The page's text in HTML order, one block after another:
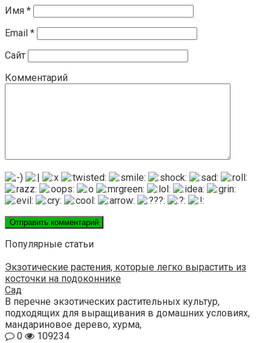
Имя *
Email *
Сайт
Комментарий
Популярные статьи
Экзотические растения, которые легко вырастить из
косточки на подоконнике
Сад
В перечне экзотических растительных культур,
подходящих для выращивания в домашних условиях,
мандариновое дерево, хурма,
0
109234